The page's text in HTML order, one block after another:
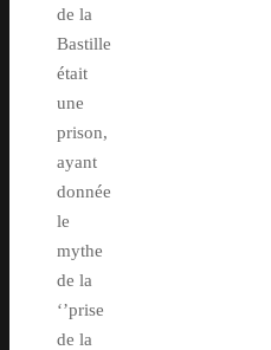
de la
Bastille
était
une
prison,
ayant
donnée
le
mythe
de la
‘’prise
de la